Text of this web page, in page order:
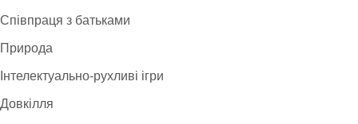
Співпраця з батьками
Природа
Інтелектуально-рухливі ігри
Довкілля